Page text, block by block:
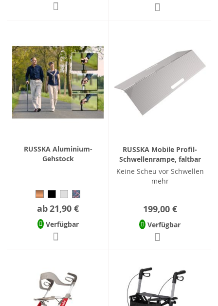
RUSSKA Aluminium-
Gehstock
ab21,90 €
Verfügbar
RUSSKA Mobile Profil-
Schwellenrampe, faltbar
Keine Scheu vor Schwellen
mehr
199,00 €
Verfügbar